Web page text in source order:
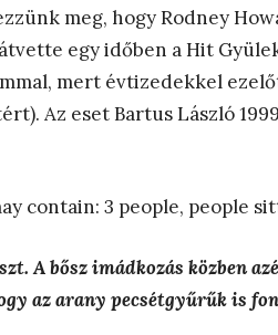
meg, hogy Rodney
egy időben a Hit
mert évtizedekkel
Az eset Bartus László
A bősz imádkozás közben
az arany pecsétgyűrűk is